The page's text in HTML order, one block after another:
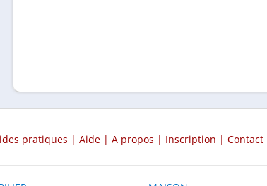
pratiques | Aide | A propos | Inscription | Contact